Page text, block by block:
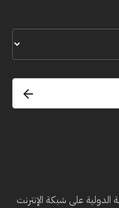
الدولية على شبكة الإنترنت